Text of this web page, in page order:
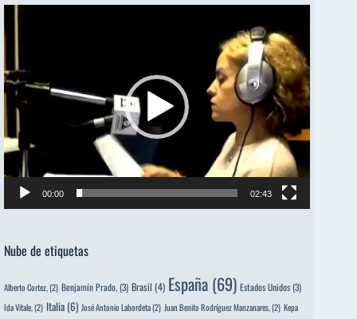
de
vídeo
00:00 02:43
Nube de etiquetas
Alberto Cortez, (2) Benjamín Prado,(3) Brasil (4) España (69) Estados Unidos(3)
Ida Vitale, (2) Italia (6) José Antonio Labordeta(2) Juan Benito Rodríguez Manzanares, (2) Kepa